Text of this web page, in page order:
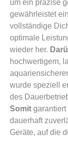
um ein präzise
gewährleistet
vollständige
optimale
wieder her.
hochwertigem,
wurde speziell
des
Somit
dauerhaft
Geräte, auf die